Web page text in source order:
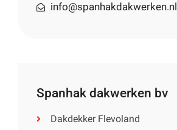
info@spanhakdakwerken.nl
Spanhak dakwerken bv
Dakdekker Flevoland